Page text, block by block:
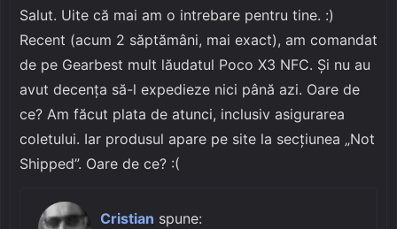
Salut. Uite că mai am o intrebare pentru tine. :)
Recent (acum 2 săptămâni, mai exact), am comandat
de pe Gearbest mult lăudatul Poco X3 NFC. Și nu au
avut decența să-l expedieze nici până azi. Oare de
ce? Am făcut plata de atunci, inclusiv asigurarea
coletului. Iar produsul apare pe site la secțiunea „Not
Shipped”. Oare de ce? :(
Cristian spune: